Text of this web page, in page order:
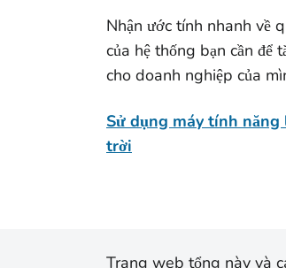
Nhận ước tính nhanh về
của hệ thống bạn cần để
cho doanh nghiệp của
Sử dụng máy tính
trời
Trang web tổng này và